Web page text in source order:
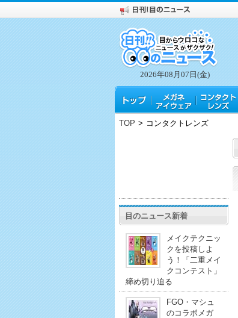
2026年08月07日(金)
TOP > コンタクトレンズ
目のニュース新着
メイクテクニッ
クを投稿しよ
う！「二重メイ
クコンテスト」
締め切り迫る
FGO・マシュ
のコラボメガ